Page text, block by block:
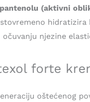
(aktivni
njezine
forte
oštećenog